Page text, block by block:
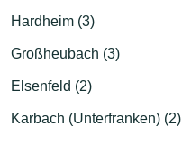
Hardheim (3)
Großheubach (3)
Elsenfeld (2)
Karbach (Unterfranken) (2)